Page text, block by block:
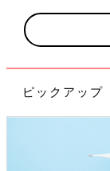
れることに慣れ
ってしまいます。
うしても我慢で
すよね。保護者の
静に対応するの
は、どうフォロ
ピックアップ